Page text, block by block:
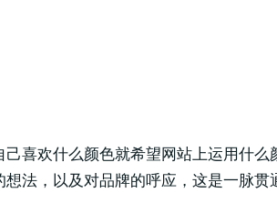
喜欢什么颜色就希望网站上运用什
法，以及对品牌的呼应，这是一脉贯